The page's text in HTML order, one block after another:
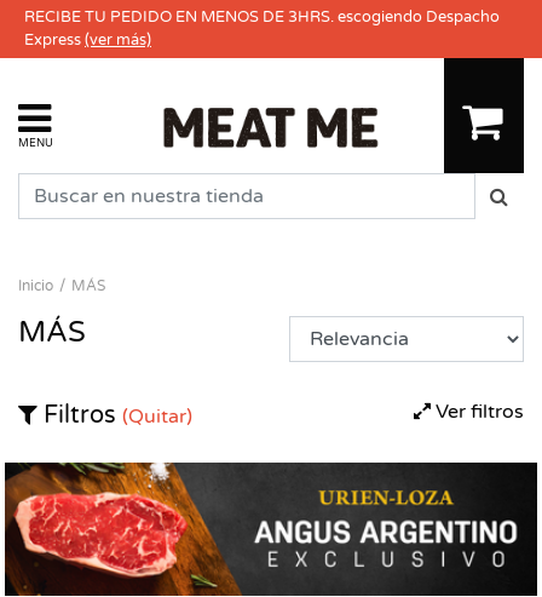
RECIBE TU PEDIDO EN MENOS DE 3HRS. escogiendo Despacho
Express(ver más)
MENU
Inicio MÁS
MÁS
Ver filtros
Filtros (Quitar)